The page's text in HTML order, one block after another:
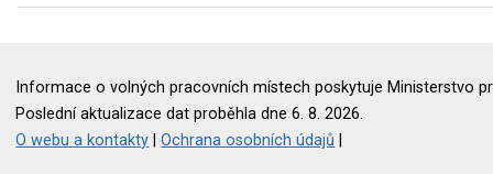
Informace o volných pracovních místech poskytuje Ministerstvo
Poslední aktualizace dat proběhla dne 6. 8. 2026.
O webu a kontakty |Ochrana osobních údajů